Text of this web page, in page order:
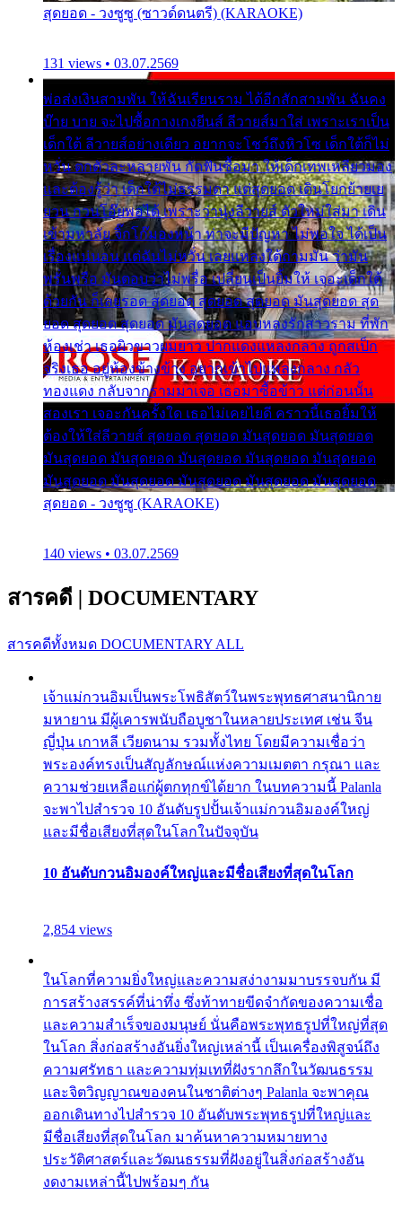
สุดยอด - วงซูซู (ซาวด์ดนตรี) (KARAOKE)
131 views • 03.07.2569
พ่อส่งเงินสามพัน ให้ฉันเรียนราม ได้อีกสักสามพัน ฉันคง
บ๊าย บาย จะไปซื้อกางเกงยีนส์ ลีวายส์มาใส่ เพราะเราเป็น
เด็กใต้ ลีวายส์อย่างเดียว อยากจะโชว์ถึงหิวโซ เด็กใต้ก็ไม่
หวั่น ตกตัวละหลายพัน กัดฟันซื้อมา ให้เด็กเทพเหลียวมอง
และต้องรู้ว่า เด็กใต้ไม่ธรรมดา แต่สุดยอด เดินโยกย้ายเย
ยวน กวนโอ๊ยพอได้ เพราะว่านุ่งลีวายส์ ตัวใหม่ใส่มา เดิน
เข้ามหาลัย จิ๊กโก๊มองหน้า ท่าจะมีปัญหา ไม่พอใจ ได้เป็น
เรื่องแน่นอน แต่ฉันไม่หวั่น เลยแหลงใต้ถามมัน ว่ามัน
พรั่นพรือ มันตอบว่าไม่พรื่อ เปลี่ยนเป็นยิ้มให้ เจอะเด็กใต้
ด้วยกัน ก็เลยรอด สุดยอด สุดยอด สุดยอด มันสุดยอด สุด
ยอด สุดยอด สุดยอด มันสุดยอด แอบหลงรักสาวราม ที่พัก
ห้องเช่า เธอผิวขาวผมยาว ปากแดงแหลงกลาง ถูกสเป็ก
จริงเธอ อยู่ห้องข้างข้าง อยากเข้าไปแหลงกลาง กลัว
ทองแดง กลับจากรามมาเจอ เธอมาซื้อข้าว แต่ก่อนนั้น
สองเรา เจอะกันครั้งใด เธอไม่เคยไยดี คราวนี้เธอยิ้มให้
ต้องให้ใส่ลีวายส์ สุดยอด สุดยอด มันสุดยอด มันสุดยอด
มันสุดยอด มันสุดยอด มันสุดยอด มันสุดยอด มันสุดยอด
มันสุดยอด มันสุดยอด มันสุดยอด มันสุดยอด มันสุดยอด
สุดยอด - วงซูซู (KARAOKE)
140 views • 03.07.2569
สารคดี | DOCUMENTARY
สารคดีทั้งหมด DOCUMENTARY ALL
เจ้าแม่กวนอิมเป็นพระโพธิสัตว์ในพระพุทธศาสนานิกาย
มหายาน มีผู้เคารพนับถือบูชาในหลายประเทศ เช่น จีน
ญี่ปุ่น เกาหลี เวียดนาม รวมทั้งไทย โดยมีความเชื่อว่า
พระองค์ทรงเป็นสัญลักษณ์แห่งความเมตตา กรุณา และ
ความช่วยเหลือแก่ผู้ตกทุกข์ได้ยาก ในบทความนี้ Palanla
จะพาไปสำรวจ 10 อันดับรูปปั้นเจ้าแม่กวนอิมองค์ใหญ่
และมีชื่อเสียงที่สุดในโลกในปัจจุบัน
10 อันดับกวนอิมองค์ใหญ่และมีชื่อเสียงที่สุดในโลก
2,854 views
ในโลกที่ความยิ่งใหญ่และความสง่างามมาบรรจบกัน มี
การสร้างสรรค์ที่น่าทึ่ง ซึ่งท้าทายขีดจำกัดของความเชื่อ
และความสำเร็จของมนุษย์ นั่นคือพระพุทธรูปที่ใหญ่ที่สุด
ในโลก สิ่งก่อสร้างอันยิ่งใหญ่เหล่านี้ เป็นเครื่องพิสูจน์ถึง
ความศรัทธา และความทุ่มเทที่ฝังรากลึกในวัฒนธรรม
และจิตวิญญาณของคนในชาติต่างๆ Palanla จะพาคุณ
ออกเดินทางไปสำรวจ 10 อันดับพระพุทธรูปที่ใหญ่และ
มีชื่อเสียงที่สุดในโลก มาค้นหาความหมายทาง
ประวัติศาสตร์และวัฒนธรรมที่ฝังอยู่ในสิ่งก่อสร้างอัน
งดงามเหล่านี้ไปพร้อมๆ กัน